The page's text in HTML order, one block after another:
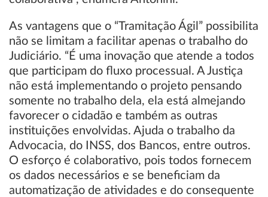
As vantagens que o “Tramitação Ágil” possibilita
não se limitam a facilitar apenas o trabalho do
Judiciário. “É uma inovação que atende a todos
que participam do fluxo processual. A Justiça
não está implementando o projeto pensando
somente no trabalho dela, ela está almejando
favorecer o cidadão e também as outras
instituições envolvidas. Ajuda o trabalho da
Advocacia, do INSS, dos Bancos, entre outros.
O esforço é colaborativo, pois todos fornecem
os dados necessários e se beneficiam da
automatização de atividades e do consequente